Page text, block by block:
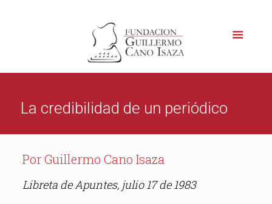
La credibilidad de un periódico
Por Guillermo Cano Isaza
Libreta de Apuntes, julio 17 de 1983